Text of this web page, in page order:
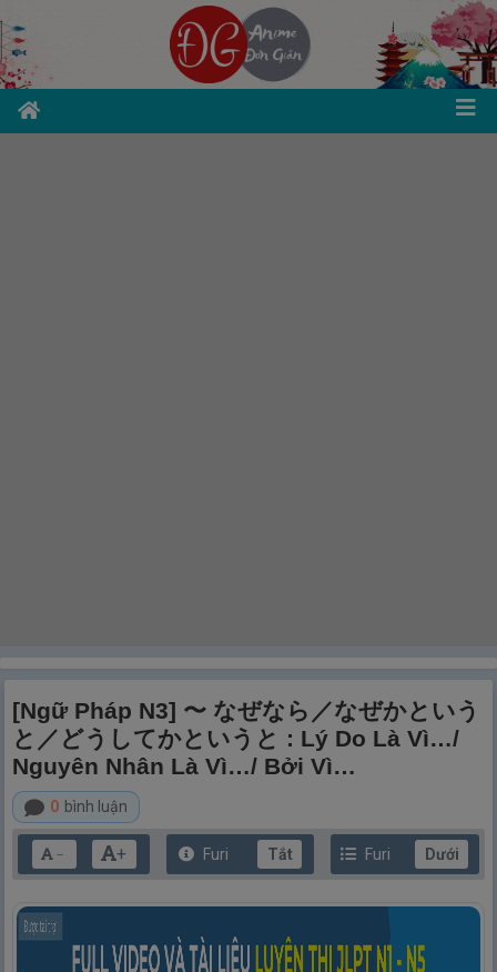
[Ngữ Pháp N3] 〜 なぜなら／なぜかという
と／どうしてかというと : Lý Do Là Vì…/
Nguyên Nhân Là Vì…/ Bởi Vì…
0 bình luận
－ + Furi Tắt Furi Dưới